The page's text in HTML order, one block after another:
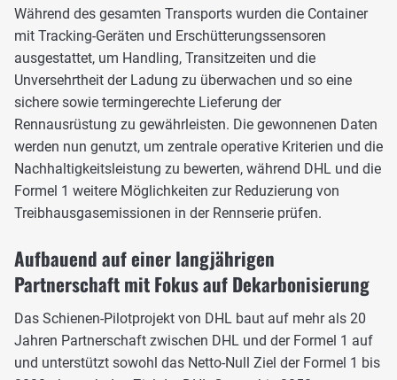
Während des gesamten Transports wurden die Container
mit Tracking-Geräten und Erschütterungssensoren
ausgestattet, um Handling, Transitzeiten und die
Unversehrtheit der Ladung zu überwachen und so eine
sichere sowie termingerechte Lieferung der
Rennausrüstung zu gewährleisten. Die gewonnenen Daten
werden nun genutzt, um zentrale operative Kriterien und die
Nachhaltigkeitsleistung zu bewerten, während DHL und die
Formel 1 weitere Möglichkeiten zur Reduzierung von
Treibhausgasemissionen in der Rennserie prüfen.
Aufbauend auf einer langjährigen
Partnerschaft mit Fokus auf Dekarbonisierung
Das Schienen-Pilotprojekt von DHL baut auf mehr als 20
Jahren Partnerschaft zwischen DHL und der Formel 1 auf
und unterstützt sowohl das Netto-Null Ziel der Formel 1 bis